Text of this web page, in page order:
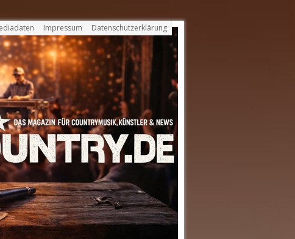
Impressum Datenschutzerklärung